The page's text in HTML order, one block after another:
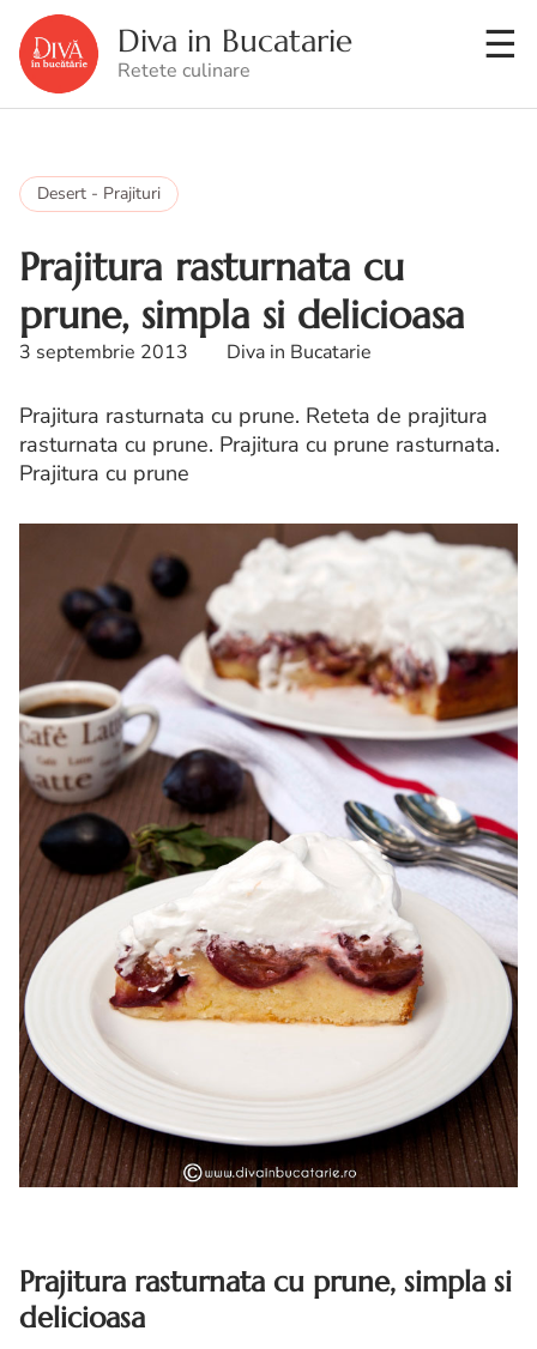
Diva in Bucatarie
Retete culinare
Desert - Prajituri
Prajitura rasturnata cu
prune, simpla si delicioasa
3 septembrie 2013 Diva in Bucatarie
Prajitura rasturnata cu prune. Reteta de prajitura
rasturnata cu prune. Prajitura cu prune rasturnata.
Prajitura cu prune
Prajitura rasturnata cu prune, simpla si
delicioasa